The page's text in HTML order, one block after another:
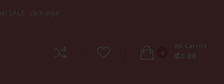
click aquí
0
Mi Carrito
₡ 0.00